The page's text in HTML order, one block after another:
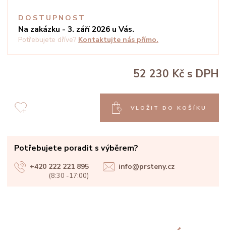
DOSTUPNOST
Na zakázku - 3. září 2026 u Vás.
Potřebujete dříve? Kontaktujte nás přímo.
52 230 Kč s DPH
VLOŽIT DO KOŠÍKU
Potřebujete poradit s výběrem?
+420 222 221 895
(8:30 -17:00)
info@prsteny.cz